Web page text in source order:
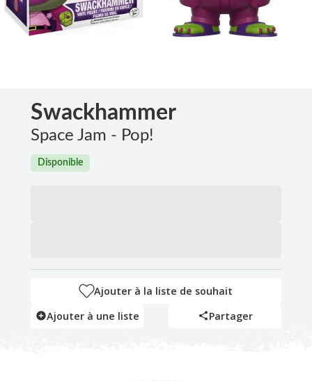
Swackhammer
Space Jam - Pop!
Disponible
Ajouter à la liste de souhait
Ajouter à une liste
Partager